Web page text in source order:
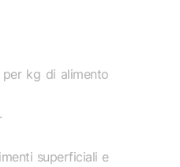
kg di alimento
superficiali e